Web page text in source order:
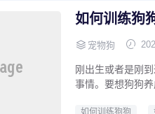
如何训练狗
宠物狗
刚出生或者是刚
事情。要想狗狗
如何训练狗狗